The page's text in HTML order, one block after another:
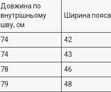
Довжина по
внутрішньому
шву, см
Ширина
74
42
74
43
78
46
79
48